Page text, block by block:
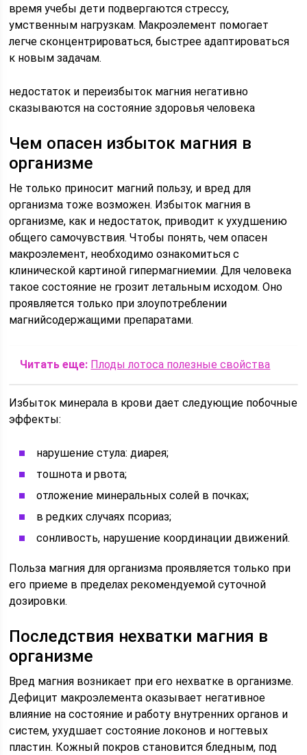
время учебы дети подвергаются стрессу,
умственным нагрузкам. Макроэлемент помогает
легче сконцентрироваться, быстрее адаптироваться
к новым задачам.
недостаток и переизбыток магния негативно
сказываются на состояние здоровья человека
Чем опасен избыток магния в
организме
Не только приносит магний пользу, и вред для
организма тоже возможен. Избыток магния в
организме, как и недостаток, приводит к ухудшению
общего самочувствия. Чтобы понять, чем опасен
макроэлемент, необходимо ознакомиться с
клинической картиной гипермагниемии. Для человека
такое состояние не грозит летальным исходом. Оно
проявляется только при злоупотреблении
магнийсодержащими препаратами.
Читать еще: Плоды лотоса полезные свойства
Избыток минерала в крови дает следующие побочные
эффекты:
нарушение стула: диарея;
тошнота и рвота;
отложение минеральных солей в почках;
в редких случаях псориаз;
сонливость, нарушение координации движений.
Польза магния для организма проявляется только при
его приеме в пределах рекомендуемой суточной
дозировки.
Последствия нехватки магния в
организме
Вред магния возникает при его нехватке в организме.
Дефицит макроэлемента оказывает негативное
влияние на состояние и работу внутренних органов и
систем, ухудшает состояние локонов и ногтевых
пластин. Кожный покров становится бледным, под